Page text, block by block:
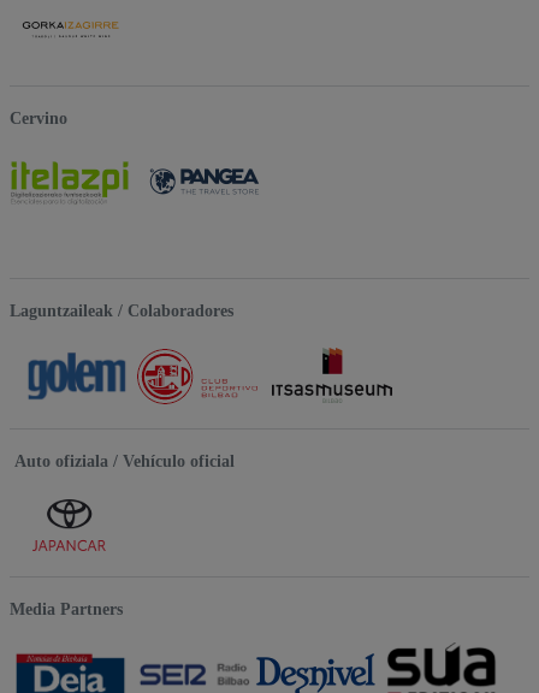
Cervino
Laguntzaileak / Colaboradores
Auto ofiziala / Vehículo oficial
Media Partners